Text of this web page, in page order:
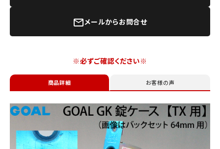
mail_outlineメールからお問合せ
※必ずご確認ください※
商品詳細 お客様の声